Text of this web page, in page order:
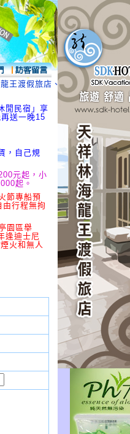
渡假旅店、海龍王民宿、海汘
閒民宿」享
送一晚15
，自己規
元起，小
起。
節專船預
行程無拘
園區舉
逢迪士尼
火和無人